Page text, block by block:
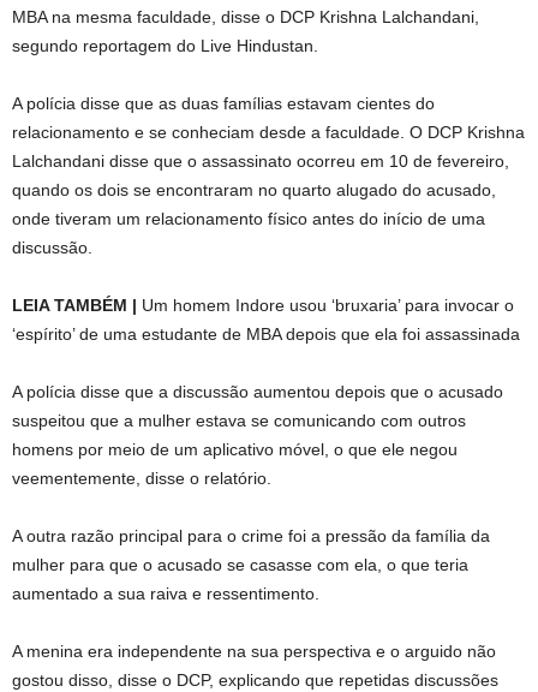
MBA na mesma faculdade, disse o DCP Krishna Lalchandani,
segundo reportagem do Live Hindustan.
A polícia disse que as duas famílias estavam cientes do
relacionamento e se conheciam desde a faculdade. O DCP Krishna
Lalchandani disse que o assassinato ocorreu em 10 de fevereiro,
quando os dois se encontraram no quarto alugado do acusado,
onde tiveram um relacionamento físico antes do início de uma
discussão.
LEIA TAMBÉM | Um homem Indore usou ‘bruxaria’ para invocar o
‘espírito’ de uma estudante de MBA depois que ela foi assassinada
A polícia disse que a discussão aumentou depois que o acusado
suspeitou que a mulher estava se comunicando com outros
homens por meio de um aplicativo móvel, o que ele negou
veementemente, disse o relatório.
A outra razão principal para o crime foi a pressão da família da
mulher para que o acusado se casasse com ela, o que teria
aumentado a sua raiva e ressentimento.
A menina era independente na sua perspectiva e o arguido não
gostou disso, disse o DCP, explicando que repetidas discussões